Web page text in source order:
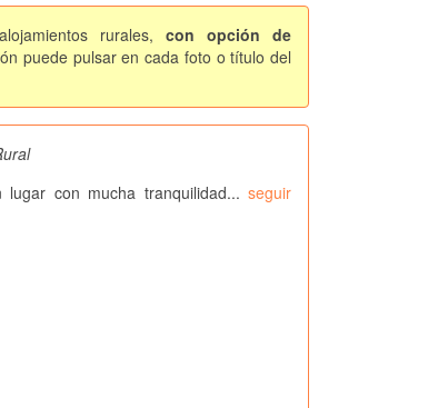
rurales,con opción de
puede pulsar en cada foto o título del
con mucha tranquilidad... seguir